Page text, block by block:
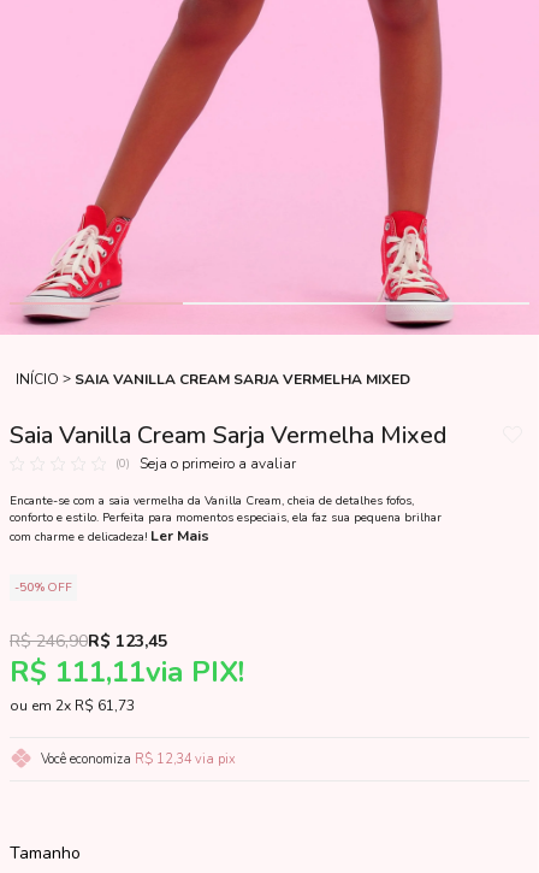
INÍCIO SAIA VANILLA CREAM SARJA VERMELHA MIXED
Saia Vanilla Cream Sarja Vermelha Mixed
(0) Seja o primeiro a avaliar
Encante-se com a saia vermelha da Vanilla Cream, cheia de detalhes fofos,
conforto e estilo. Perfeita para momentos especiais, ela faz sua pequena brilhar
com charme e delicadeza! Ler Mais
50% OFF
R$ 111,11via PIX!
R$ 246,90R$ 123,45
2x R$ 61,73
Você economiza R$ 12,34 via pix
Tamanho